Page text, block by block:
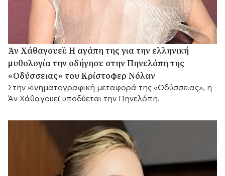
Άν Χάθαγουεϊ: Η αγάπη της για την ελληνική
μυθολογία την οδήγησε στην Πηνελόπη της
«Οδύσσειας» του Κρίστοφερ Νόλαν
Στην κινηματογραφική μεταφορά της «Οδύσσειας», η
Άν Χάθαγουεϊ υποδύεται την Πηνελόπη.